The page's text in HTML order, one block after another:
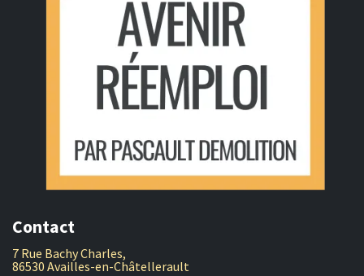
Contact
7 Rue Bachy Charles,
86530 Availles-en-Châtellerault